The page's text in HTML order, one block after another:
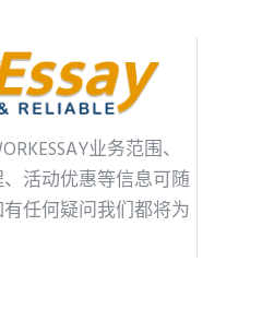
业务范围、
活动优惠等信息可随
任何疑问我们都将为